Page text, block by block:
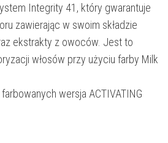
Integrity 41, który gwarantuje
zawierając w swoim składzie
ekstrakty z owoców. Jest to
włosów przy użyciu farby Milk
wersja ACTIVATING